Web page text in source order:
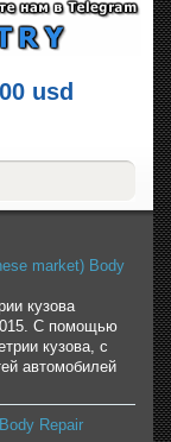
usd
market) Body
кузова
С помощью
кузова, с
автомобилей
Repair